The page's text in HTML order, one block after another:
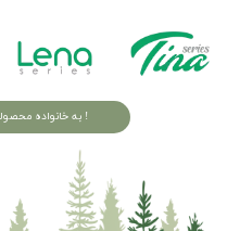
به خانواده محصولات کاجین سر بزنید !